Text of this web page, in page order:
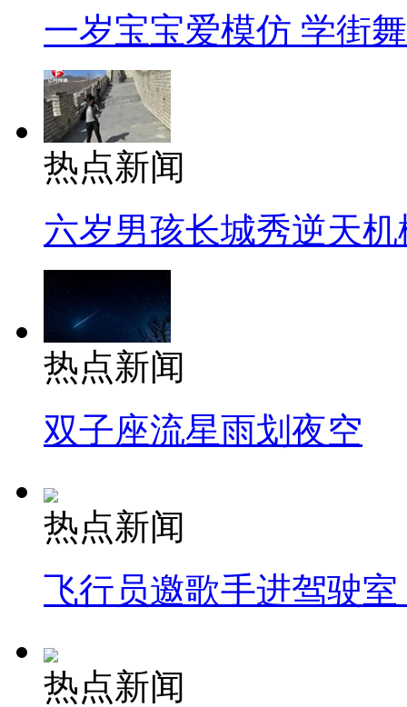
一岁宝宝爱模仿 学街
热点新闻
六岁男孩长城秀逆天机
热点新闻
双子座流星雨划夜空
热点新闻
飞行员邀歌手进驾驶
热点新闻